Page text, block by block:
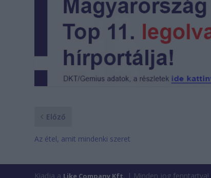
Előző
Az étel, amit mindenki szeret
Kiadja a Like Company Kft. | Minden jog fenntartva!